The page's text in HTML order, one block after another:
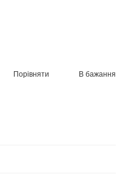
Порівняти В бажання